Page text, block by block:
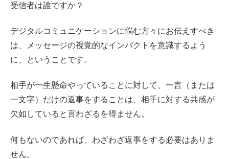
受信者は誰ですか？
デジタルコミュニケーションに悩む方々にお伝えすべき
は、メッセージの視覚的なインパクトを意識するよう
に、ということです。
相手が一生懸命やっていることに対して、一言（または
一文字）だけの返事をすることは、相手に対する共感が
欠如していると言わざるを得ません。
何もないのであれば、わざわざ返事をする必要はありま
せん。